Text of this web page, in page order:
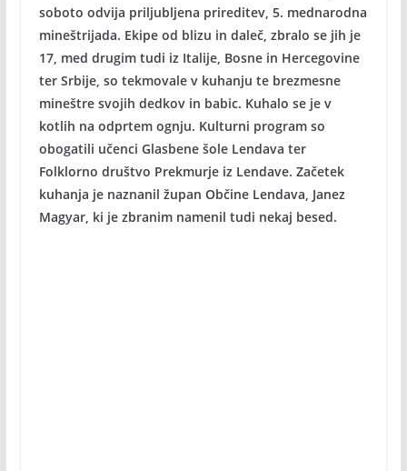
soboto odvija priljubljena prireditev, 5. mednarodna
mineštrijada. Ekipe od blizu in daleč, zbralo se jih je
17, med drugim tudi iz Italije, Bosne in Hercegovine
ter Srbije, so tekmovale v kuhanju te brezmesne
mineštre svojih dedkov in babic. Kuhalo se je v
kotlih na odprtem ognju. Kulturni program so
obogatili učenci Glasbene šole Lendava ter
Folklorno društvo Prekmurje iz Lendave. Začetek
kuhanja je naznanil župan Občine Lendava, Janez
Magyar, ki je zbranim namenil tudi nekaj besed.